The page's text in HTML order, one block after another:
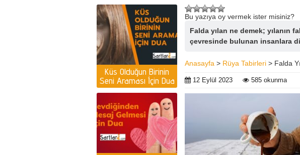
Bu yazıya oy vermek ister misiniz?
Falda yılan ne demek; yılanın
çevresinde bulunan insanlara
Anasayfa > Rüya Tabirleri > Falda
12 Eylül 2023 585 okunma
Küs Olduğun Birinin
Seni Araması İçin Dua
| Küs olan kişiyi
ayağına getirmek için
dua